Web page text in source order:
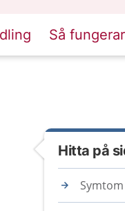
Så
Hitta på
Symtom